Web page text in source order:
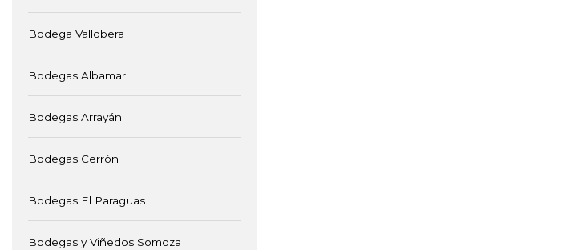
Bodega Vallobera
Bodegas Albamar
Bodegas Arrayán
Bodegas Cerrón
Bodegas El Paraguas
Bodegas y Viñedos Somoza